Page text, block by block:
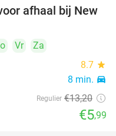
55%
afhaal bij New
Vr
Za
8.7 star
8 min. directions_car
Regulier €13,20
€5,99